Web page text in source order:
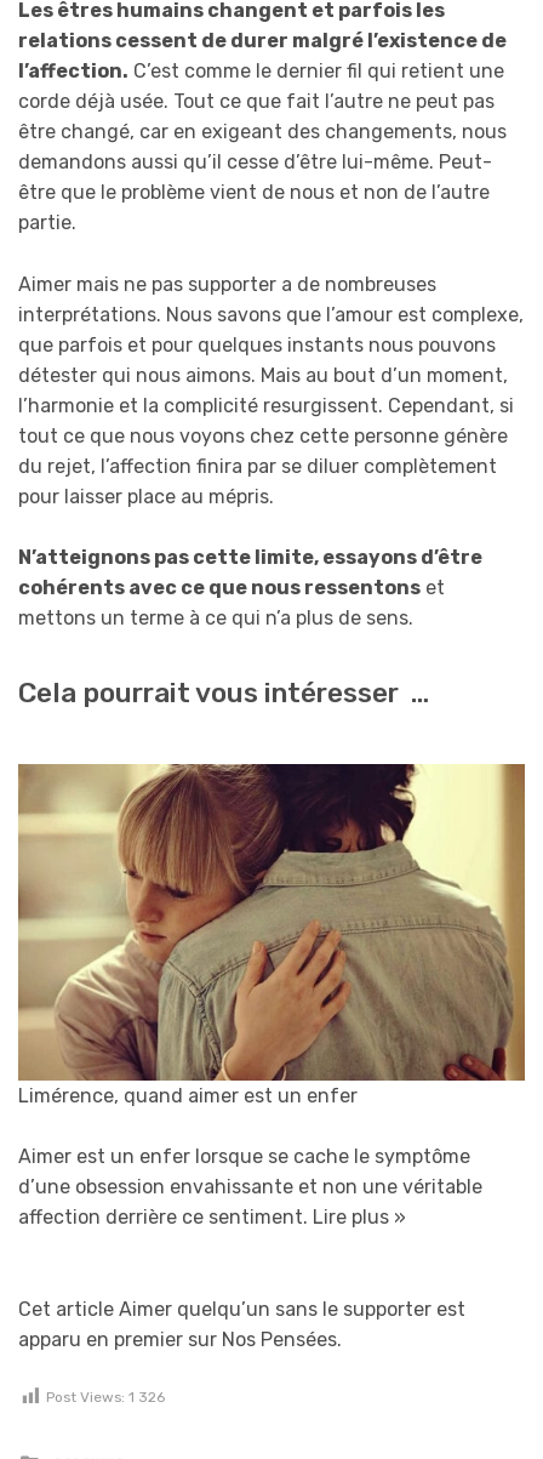
Les êtres humains changent et parfois les
relations cessent de durer malgré l’existence de
l’affection. C’est comme le dernier fil qui retient une
corde déjà usée. Tout ce que fait l’autre ne peut pas
être changé, car en exigeant des changements, nous
demandons aussi qu’il cesse d’être lui-même. Peut-
être que le problème vient de nous et non de l’autre
partie.
Aimer mais ne pas supporter a de nombreuses
interprétations. Nous savons que l’amour est complexe,
que parfois et pour quelques instants nous pouvons
détester qui nous aimons. Mais au bout d’un moment,
l’harmonie et la complicité resurgissent. Cependant, si
tout ce que nous voyons chez cette personne génère
du rejet, l’affection finira par se diluer complètement
pour laisser place au mépris.
N’atteignons pas cette limite, essayons d’être
cohérents avec ce que nous ressentons et
mettons un terme à ce qui n’a plus de sens.
Cela pourrait vous intéresser …
Limérence, quand aimer est un enfer
Aimer est un enfer lorsque se cache le symptôme
d’une obsession envahissante et non une véritable
affection derrière ce sentiment. Lire plus »
Cet article Aimer quelqu’un sans le supporter est
apparu en premier sur Nos Pensées.
Post Views: 1 326